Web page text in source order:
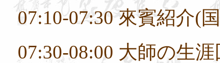
07:10-07:30來賓紹介(
07:30-08:00 大師の生涯